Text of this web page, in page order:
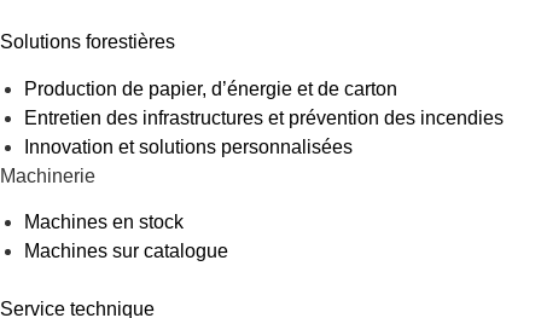
Solutions forestières
Production de papier, d’énergie et de carton
Entretien des infrastructures et prévention des incendies
Innovation et solutions personnalisées
Machinerie
Machines en stock
Machines sur catalogue
Service technique